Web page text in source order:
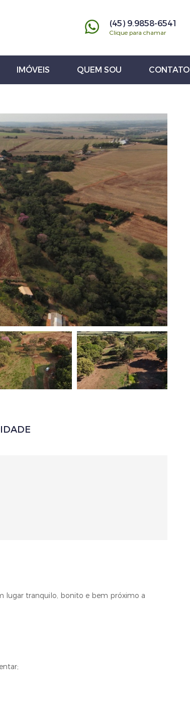
(45) 9.9858-6541
Clique para chamar
IMÓVEIS QUEM SOU CONTATO
lugar tranquilo, bonito e bem próximo a